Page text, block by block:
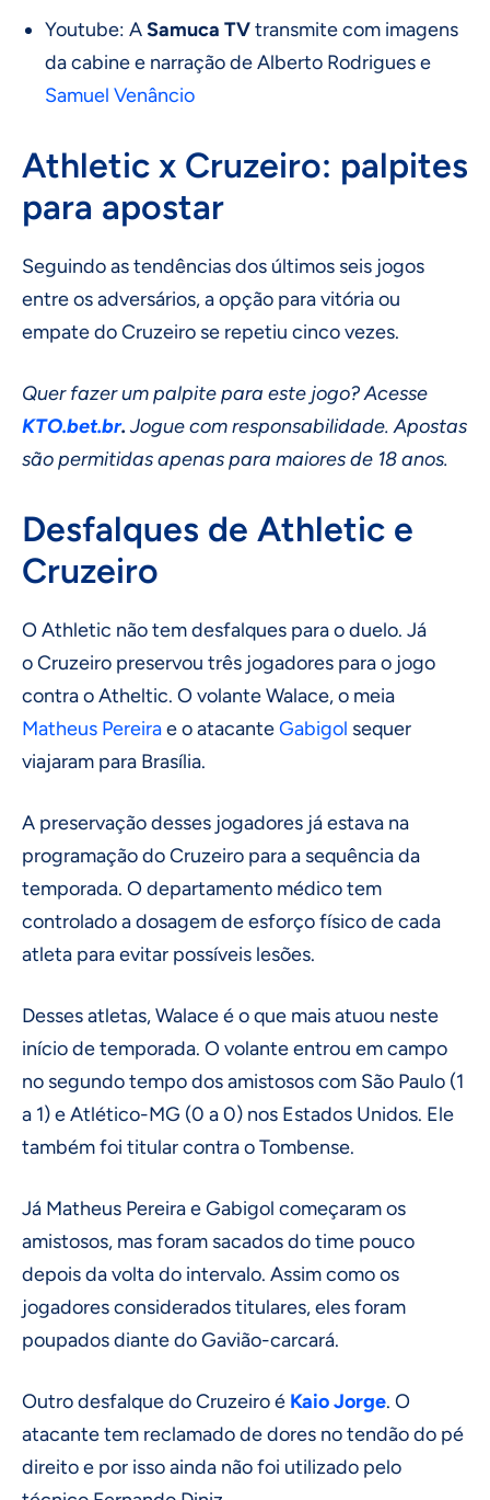
Youtube: ASamuca TVtransmite com imagens
da cabine e narração de Alberto Rodrigues e
Samuel Venâncio
Athletic x Cruzeiro: palpites
para apostar
Seguindo as tendências dos últimos seis jogos
entre os adversários, a opção para vitória ou
empate do Cruzeiro se repetiu cinco vezes.
Quer fazer um palpite para este jogo? Acesse
KTO.bet.br. Jogue com responsabilidade. Apostas
são permitidas apenas para maiores de 18 anos.
Desfalques de Athletic e
Cruzeiro
O Athletic não tem desfalques para o duelo. Já
o Cruzeiro preservou três jogadores para o jogo
contra o Atheltic. O volante Walace, o meia
Matheus Pereirae o atacanteGabigol sequer
viajaram para Brasília.
A preservação desses jogadores já estava na
programação do Cruzeiro para a sequência da
temporada. O departamento médico tem
controlado a dosagem de esforço físico de cada
atleta para evitar possíveis lesões.
Desses atletas, Walace é o que mais atuou neste
início de temporada. O volante entrou em campo
no segundo tempo dos amistosos com São Paulo (1
a 1) e Atlético-MG (0 a 0) nos Estados Unidos. Ele
também foi titular contra o Tombense.
Já Matheus Pereira e Gabigol começaram os
amistosos, mas foram sacados do time pouco
depois da volta do intervalo. Assim como os
jogadores considerados titulares, eles foram
poupados diante do Gavião-carcará.
Outro desfalque do Cruzeiro é Kaio Jorge. O
atacante tem reclamado de dores no tendão do pé
direito e por isso ainda não foi utilizado pelo